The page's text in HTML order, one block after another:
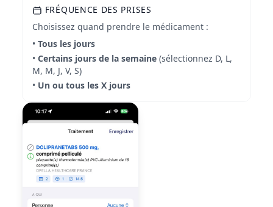
FRÉQUENCE DES PRISES
Choisissez quand prendre le médicament :
• Tous les jours
• Certains jours de la semaine (sélectionnez D, L,
M, M, J, V, S)
• Un ou tous les X jours